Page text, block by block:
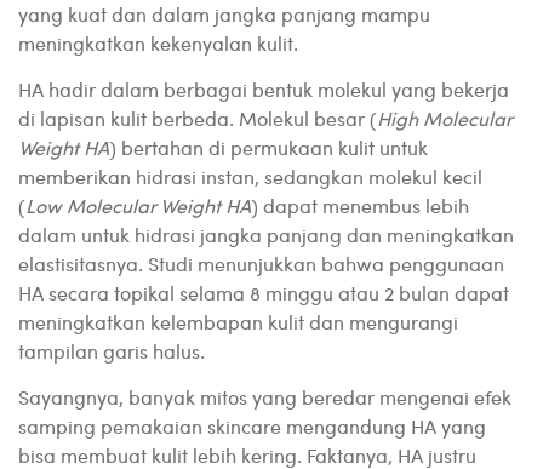
yang kuat dan dalam jangka panjang mampu
meningkatkan kekenyalan kulit.
HA hadir dalam berbagai bentuk molekul yang bekerja
di lapisan kulit berbeda. Molekul besar (High Molecular
Weight HA) bertahan di permukaan kulit untuk
memberikan hidrasi instan, sedangkan molekul kecil
(Low Molecular Weight HA) dapat menembus lebih
dalam untuk hidrasi jangka panjang dan meningkatkan
elastisitasnya. Studi menunjukkan bahwa penggunaan
HA secara topikal selama 8 minggu atau 2 bulan dapat
meningkatkan kelembapan kulit dan mengurangi
tampilan garis halus.
Sayangnya, banyak mitos yang beredar mengenai efek
samping pemakaian skincare mengandung HA yang
bisa membuat kulit lebih kering. Faktanya, HA justru